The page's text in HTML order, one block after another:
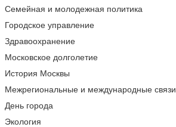
Семейная и молодежная политика
Городское управление
Здравоохранение
Московское долголетие
История Москвы
Межрегиональные и международные связи
День города
Экология